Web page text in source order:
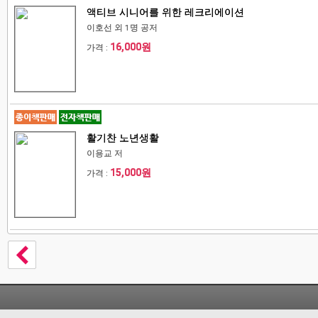
액티브 시니어를 위한 레크리에이션
이호선 외 1명 공저
가격 : 16,000원
활기찬 노년생활
이용교 저
가격 : 15,000원